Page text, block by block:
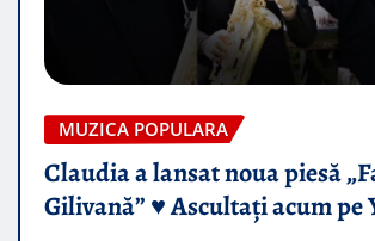
MUZICA POPULARA
Claudia a lansat noua piesă
Gilivană” ♥️ Ascultați acum pe